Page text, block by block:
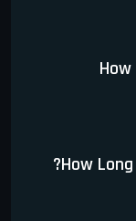
How